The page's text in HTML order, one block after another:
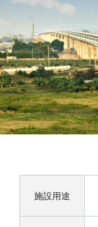
施設用途